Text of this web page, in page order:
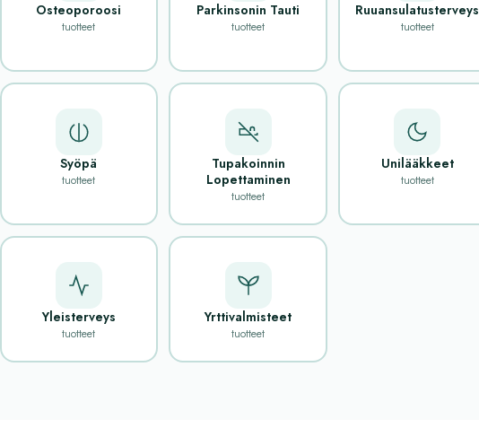
Osteoporoosi
tuotteet
Parkinsonin Tauti
tuotteet
Ruuansulatusterveys
tuotteet
Syöpä
tuotteet
Tupakoinnin
Lopettaminen
tuotteet
Unilääkkeet
tuotteet
Yleisterveys
tuotteet
Yrttivalmisteet
tuotteet